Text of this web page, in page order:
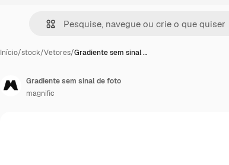
Início/stock/Vetores/Gradiente sem sinal …
Gradiente sem sinal de foto
magnific